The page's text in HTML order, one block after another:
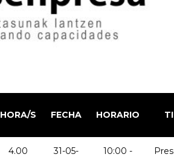
HORA/S FECHA HORARIO
4.00
31-05-
10:00 -